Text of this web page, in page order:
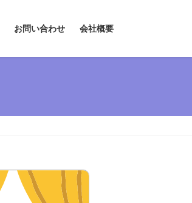
お問い合わせ 会社概要